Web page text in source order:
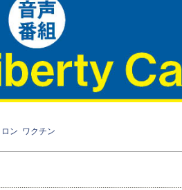
ン ワクチン